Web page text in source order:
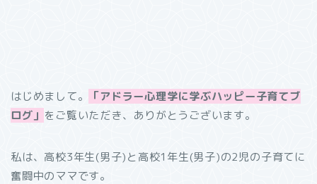
はじめまして。
「アドラー心理学に学ぶハッピー子育てブ
ログ」 をご覧いただき、ありがとうございます。
私は、高校3年生(男子)と高校1年生(男子)の2児の子育てに
奮闘中のママです。